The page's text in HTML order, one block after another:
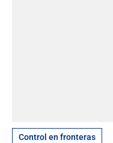
Control en fronteras